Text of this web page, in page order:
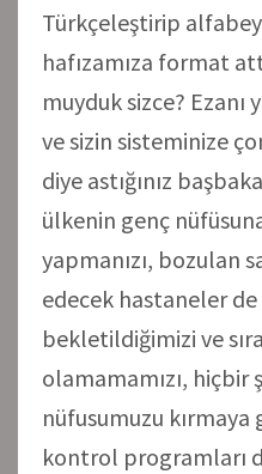
Türkçeleştirip
hafızamıza format
muyduk sizce?
ve sizin sisteminize
diye astığınız
ülkenin genç
yapmanızı, bozulan
edecek hastaneler de
bekletildiğimizi ve
olamamamızı, hiçbir
nüfusumuzu kırmaya
kontrol programları